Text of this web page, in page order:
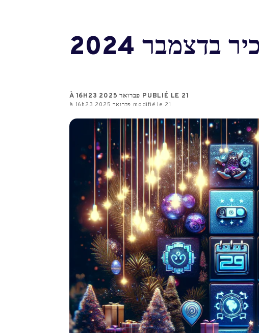
PUBLIÉ LE 21 פברואר 2025 À 16H23
modifié le 21 פברואר 2025 à 16h23